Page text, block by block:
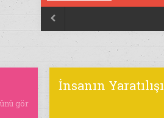

gör
İnsanın Yaratılışı